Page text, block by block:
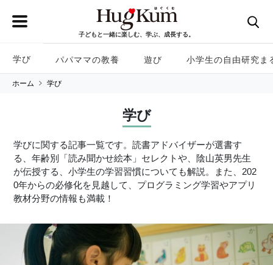
子どもと一緒に楽しむ、学ぶ、成長する。
学び パパママの教養 遊び 小学生の自由研究ま
ホーム 学び
学び
学びに関する記事一覧です。読書アドバイザーが選書す
る、年齢別「読み聞かせ絵本」セレクトや、陰山英男先生
が伝授する、小学生の学習習慣についても解説。また、202
0年からの必修化を見越して、プログラミング学習やアプリ
教材分野の情報も満載！